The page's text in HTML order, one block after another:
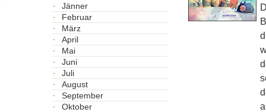
Jänner
Februar
März
April
Mai
Juni
Juli
August
September
Oktober